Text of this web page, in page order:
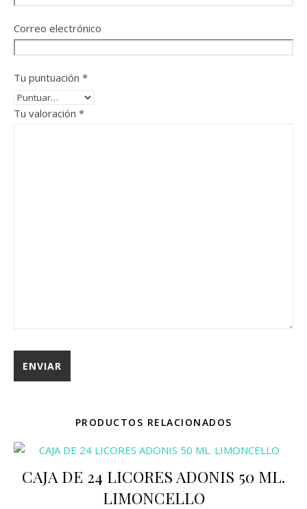
Correo electrónico
Tu puntuación *
Tu valoración *
PRODUCTOS RELACIONADOS
CAJA DE 24 LICORES ADONIS 50 ML.
LIMONCELLO